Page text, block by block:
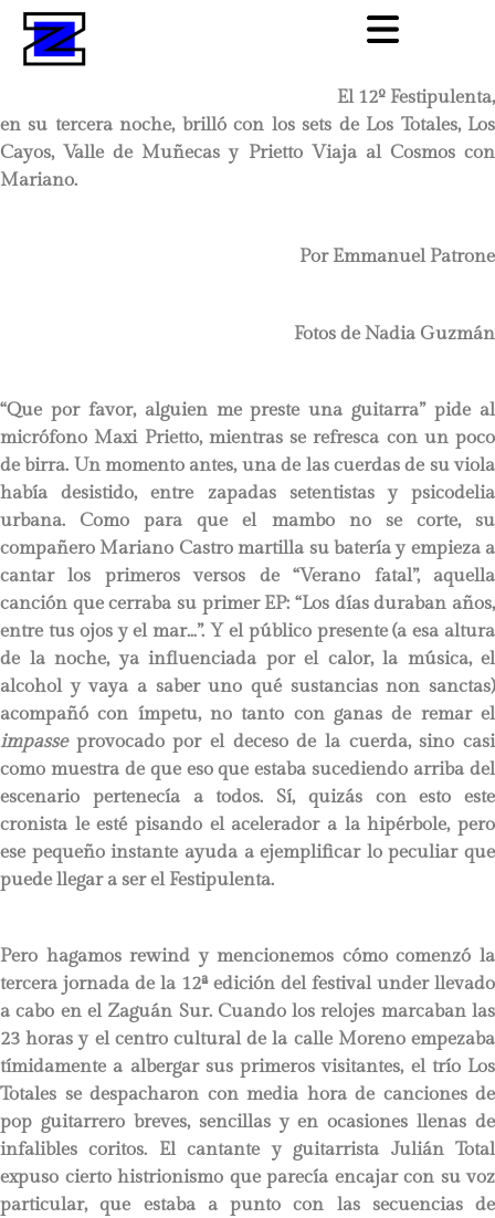
El 12º Festipulenta,
en su tercera noche, brilló con los sets de Los Totales, Los
Cayos, Valle de Muñecas y Prietto Viaja al Cosmos con
Mariano.
Por Emmanuel Patrone
Fotos de Nadia Guzmán
“Que por favor, alguien me preste una guitarra” pide al
micrófono Maxi Prietto, mientras se refresca con un poco
de birra. Un momento antes, una de las cuerdas de su viola
había desistido, entre zapadas setentistas y psicodelia
urbana. Como para que el mambo no se corte, su
compañero Mariano Castro martilla su batería y empieza a
cantar los primeros versos de “Verano fatal”, aquella
canción que cerraba su primer EP: “Los días duraban años,
entre tus ojos y el mar…”. Y el público presente (a esa altura
de la noche, ya influenciada por el calor, la música, el
alcohol y vaya a saber uno qué sustancias non sanctas)
acompañó con ímpetu, no tanto con ganas de remar el
impasseprovocado por el deceso de la cuerda, sino casi
como muestra de que eso que estaba sucediendo arriba del
escenario pertenecía a todos. Sí, quizás con esto este
cronista le esté pisando el acelerador a la hipérbole, pero
ese pequeño instante ayuda a ejemplificar lo peculiar que
puede llegar a ser el Festipulenta.
Pero hagamos rewind y mencionemos cómo comenzó la
tercera jornada de la 12ª edición del festival under llevado
a cabo en el Zaguán Sur. Cuando los relojes marcaban las
23 horas y el centro cultural de la calle Moreno empezaba
tímidamente a albergar sus primeros visitantes, el trío Los
Totales se despacharon con media hora de canciones de
pop guitarrero breves, sencillas y en ocasiones llenas de
infalibles coritos. El cantante y guitarrista Julián Total
expuso cierto histrionismo que parecía encajar con su voz
particular, que estaba a punto con las secuencias de